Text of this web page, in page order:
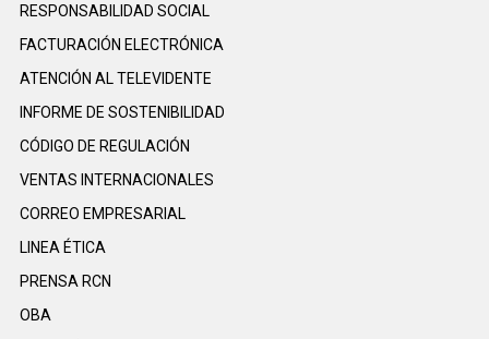
RESPONSABILIDAD SOCIAL
FACTURACIÓN ELECTRÓNICA
ATENCIÓN AL TELEVIDENTE
INFORME DE SOSTENIBILIDAD
CÓDIGO DE REGULACIÓN
VENTAS INTERNACIONALES
CORREO EMPRESARIAL
LINEA ÉTICA
PRENSA RCN
OBA